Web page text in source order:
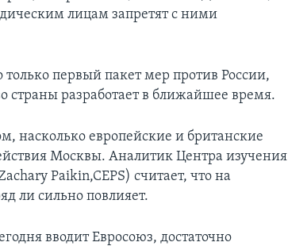
лицам запретят с ними
первый пакет мер против России,
страны разработает в ближайшее время.
насколько европейские и британские
Москвы. Аналитик Центра изучения
Paikin,CEPS) считает, что на
ли сильно повлияет.
вводит Евросоюз, достаточно